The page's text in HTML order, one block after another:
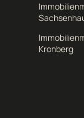
Kronberg